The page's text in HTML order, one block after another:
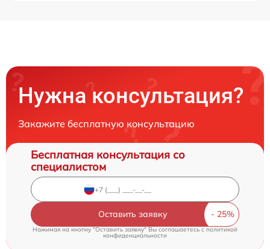
Нужна консультация?
Закажите бесплатную консультацию
Бесплатная консультация со
специалистом
Оставить заявку
Нажимая на кнопку "Оставить заявку" Вы соглашаетесь c политикой
конфиденциальности